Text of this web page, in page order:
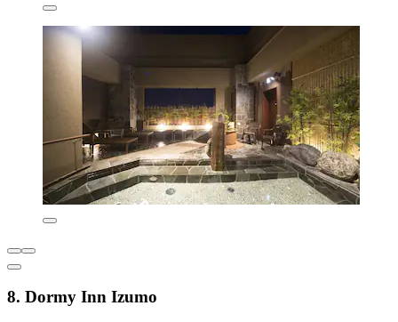
8. Dormy Inn Izumo